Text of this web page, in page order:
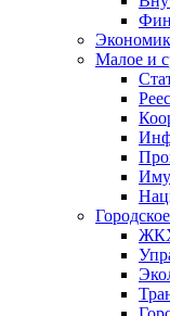
Малое и